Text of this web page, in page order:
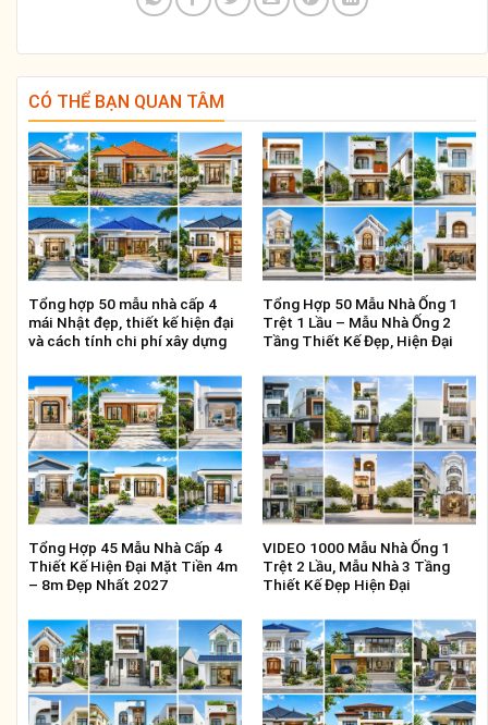
CÓ THỂ BẠN QUAN TÂM
Tổng hợp 50 mẫu nhà cấp 4
mái Nhật đẹp, thiết kế hiện đại
và cách tính chi phí xây dựng
Tổng Hợp 50 Mẫu Nhà Ống 1
Trệt 1 Lầu – Mẫu Nhà Ống 2
Tầng Thiết Kế Đẹp, Hiện Đại
Tổng Hợp 45 Mẫu Nhà Cấp 4
Thiết Kế Hiện Đại Mặt Tiền 4m
– 8m Đẹp Nhất 2027
VIDEO 1000 Mẫu Nhà Ống 1
Trệt 2 Lầu, Mẫu Nhà 3 Tầng
Thiết Kế Đẹp Hiện Đại